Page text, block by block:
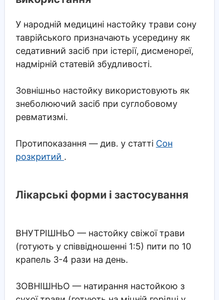
У народній медицині настойку трави сону
таврійського призначають усередину як
седативний засіб при істерії, дисменореї,
надмірній статевій збудливості.
Зовнішньо настойку використовують як
знеболюючий засіб при суглобовому
ревматизмі.
Протипоказання — див. у статті Сон
розкритий .
Лікарські форми і застосування
ВНУТРІШНЬО — настойку свіжої трави
(готують у співвідношенні 1:5) пити по 10
крапель 3-4 рази на день.
ЗОВНІШНЬО — натирання настойкою з